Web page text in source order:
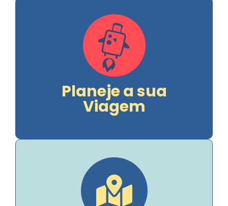
Planeje a sua
Viagem
Vantagens e
Descontos